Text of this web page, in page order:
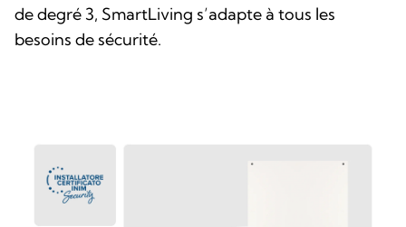
de degré 3, SmartLiving s’adapte à tous les
besoins de sécurité.